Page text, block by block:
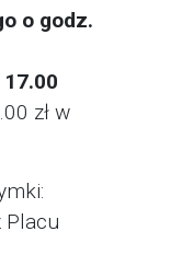
o godz.
zł w
Placu